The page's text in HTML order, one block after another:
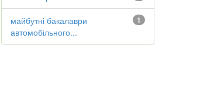
1
майбутні бакалаври
автомобільного...